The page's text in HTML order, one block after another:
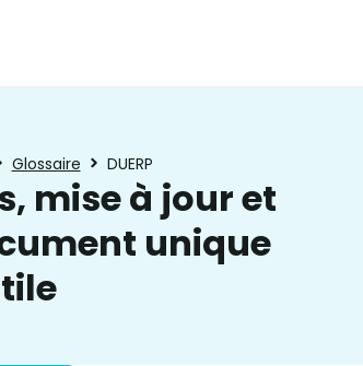
Glossaire DUERP
mise à jour et
unique